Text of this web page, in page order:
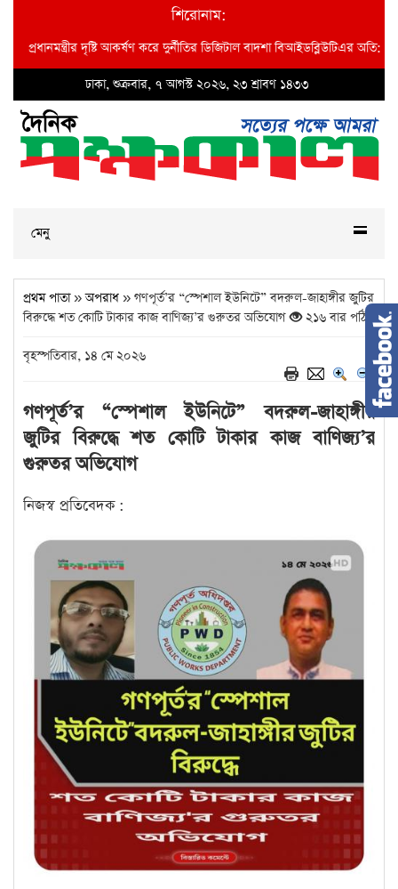
শিরোনাম:
দৃষ্টি আকর্ষণ করে দুর্নীতির ডিজিটাল বাদশা বিআইডব্লিউটিএর অতি: প্রধান
ঢাকা, শুক্রবার, ৭ আগস্ট ২০২৬, ২৩ শ্রাবণ ১৪৩৩
মেনু
প্রথম পাতা»অপরাধ » গণপূর্ত’র “স্পেশাল ইউনিটে” বদরুল-জাহাঙ্গীর জুটির
বিরুদ্ধে শত কোটি টাকার কাজ বাণিজ্য’র গুরুতর অভিযোগ
২১৬ বার পঠিত
বৃহস্পতিবার, ১৪ মে ২০২৬
গণপূর্ত’র “স্পেশাল ইউনিটে” বদরুল-জাহাঙ্গীর
জুটির বিরুদ্ধে শত কোটি টাকার কাজ বাণিজ্য’র
গুরুতর অভিযোগ
নিজস্ব প্রতিবেদক :